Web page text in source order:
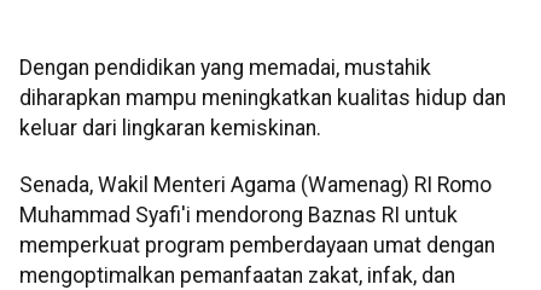
Dengan pendidikan yang memadai, mustahik
diharapkan mampu meningkatkan kualitas hidup dan
keluar dari lingkaran kemiskinan.
Senada, Wakil Menteri Agama (Wamenag) RI Romo
Muhammad Syafi'i mendorong Baznas RI untuk
memperkuat program pemberdayaan umat dengan
mengoptimalkan pemanfaatan zakat, infak, dan